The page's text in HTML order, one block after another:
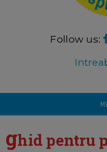
Follow us:
ghid pentru